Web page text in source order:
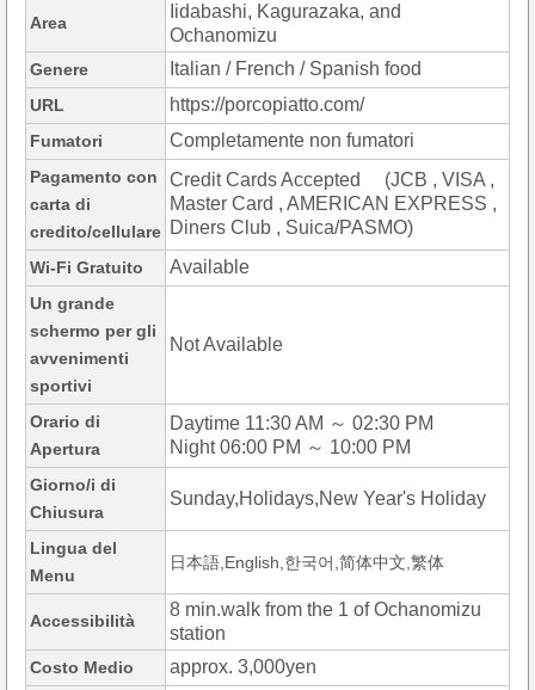
Area
Iidabashi, Kagurazaka, and
Ochanomizu
Genere Italian / French / Spanish food
URL https://porcopiatto.com/
Fumatori Completamente non fumatori
Pagamento con
carta di
credito/cellulare
Credit Cards Accepted (JCB , VISA ,
Master Card , AMERICAN EXPRESS ,
Diners Club , Suica/PASMO)
Wi-Fi Gratuito Available
Un grande
schermo per gli
avvenimenti
sportivi
Not Available
Orario di
Apertura
Daytime 11:30 AM ～ 02:30 PM
Night 06:00 PM ～ 10:00 PM
Giorno/i di
Chiusura
Sunday,Holidays,New Year's Holiday
Lingua del
Menu
日本語,English,한국어,简体中文,繁体
Accessibilità
8 min.walk from the 1 of Ochanomizu
station
Costo Medio approx. 3,000yen